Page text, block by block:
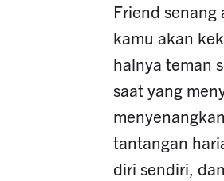
Friend
kamu akan
halnya teman
saat yang
tantangan
diri sendiri,